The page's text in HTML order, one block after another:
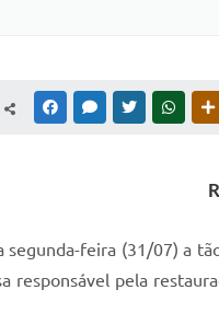
FACEBOOKMESSENGER
TWITTER
segunda-feira (31/07) a
responsável pela